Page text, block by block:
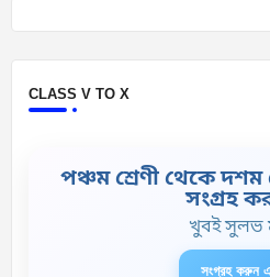
CLASS V TO X
পঞ্চম শ্রেণী থেকে দশম
সংগ্রহ
খুবই সুলভ
সংগ্রহ করুন